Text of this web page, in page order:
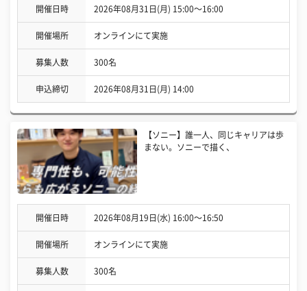
開催日時 2026年08月31日(月) 15:00〜16:00
開催場所 オンラインにて実施
募集人数 300名
申込締切 2026年08月31日(月) 14:00
【ソニー】誰一人、同じキャリアは歩
まない。ソニーで描く、
開催日時 2026年08月19日(水) 16:00〜16:50
開催場所 オンラインにて実施
募集人数 300名